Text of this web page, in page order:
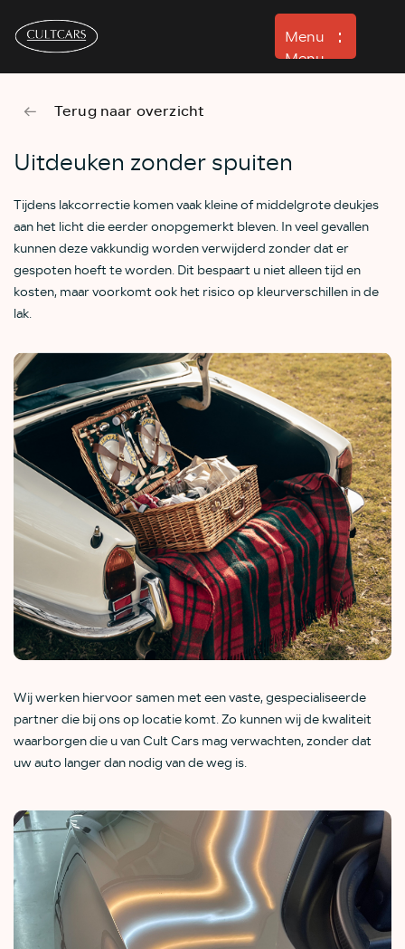
Menu
Menu
Aanbod
Verhuur
Werkplaats
Verkocht
Over ons
Contact
Terug naar overzicht
Uitdeuken zonder spuiten
Tijdens lakcorrectie komen vaak kleine of middelgrote deukjes
aan het licht die eerder onopgemerkt bleven. In veel gevallen
kunnen deze vakkundig worden verwijderd zonder dat er
gespoten hoeft te worden. Dit bespaart u niet alleen tijd en
kosten, maar voorkomt ook het risico op kleurverschillen in de
lak.
Wij werken hiervoor samen met een vaste, gespecialiseerde
partner die bij ons op locatie komt. Zo kunnen wij de kwaliteit
waarborgen die u van Cult Cars mag verwachten, zonder dat
uw auto langer dan nodig van de weg is.